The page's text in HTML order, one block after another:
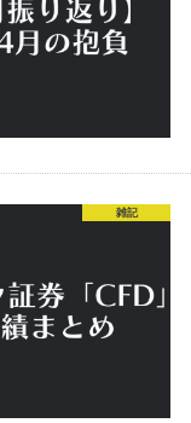
雑記